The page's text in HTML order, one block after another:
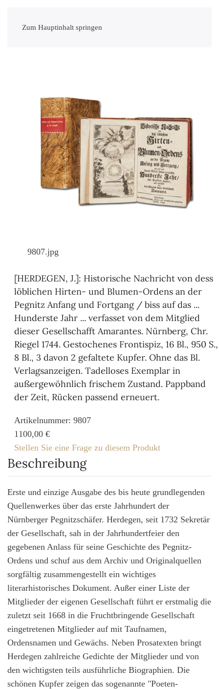
Zum Hauptinhalt springen
9807.jpg
[HERDEGEN, J.]: Historische Nachricht von dess
löblichen Hirten- und Blumen-Ordens an der
Pegnitz Anfang und Fortgang / biss auf das ...
Hunderste Jahr ... verfasset von dem Mitglied
dieser Gesellschafft Amarantes. Nürnberg, Chr.
Riegel 1744. Gestochenes Frontispiz, 16 Bl., 950 S.,
8 Bl., 3 davon 2 gefaltete Kupfer. Ohne das Bl.
Verlagsanzeigen. Tadelloses Exemplar in
außergewöhnlich frischem Zustand. Pappband
der Zeit, Rücken passend erneuert.
Artikelnummer: 9807
1100,00 €
Stellen Sie eine Frage zu diesem Produkt
Beschreibung
Erste und einzige Ausgabe des bis heute grundlegenden
Quellenwerkes über das erste Jahrhundert der
Nürnberger Pegnitzschäfer. Herdegen, seit 1732 Sekretär
der Gesellschaft, sah in der Jahrhundertfeier den
gegebenen Anlass für seine Geschichte des Pegnitz-
Ordens und schuf aus dem Archiv und Originalquellen
sorgfältig zusammengestellt ein wichtiges
literarhistorisches Dokument. Außer einer Liste der
Mitglieder der eigenen Gesellschaft führt er erstmalig die
zuletzt seit 1668 in die Fruchtbringende Gesellschaft
eingetretenen Mitglieder auf mit Taufnamen,
Ordensnamen und Gewächs. Neben Prosatexten bringt
Herdegen zahlreiche Gedichte der Mitglieder und von
den wichtigsten teils ausführliche Biographien. Die
schönen Kupfer zeigen das sogenannte "Poeten-